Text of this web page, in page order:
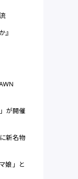
』
が開催
新名物
娘」と